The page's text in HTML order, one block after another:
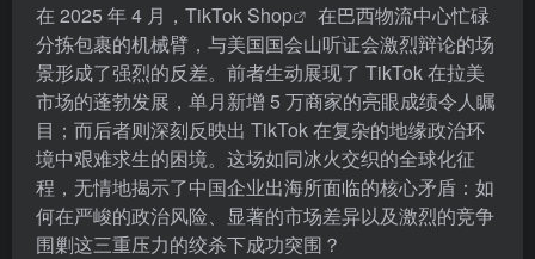
在 2025 年 4 月， TikTok Shop
在巴西物流中心忙碌
分拣包裹的机械臂，与美国国会山听证会激烈辩论的场
景形成了强烈的反差。前者生动展现了 TikTok 在拉美
市场的蓬勃发展，单月新增 5 万商家的亮眼成绩令人瞩
目；而后者则深刻反映出 TikTok 在复杂的地缘政治环
境中艰难求生的困境。这场如同冰火交织的全球化征
程，无情地揭示了中国企业出海所面临的核心矛盾：如
何在严峻的政治风险、显著的市场差异以及激烈的竞争
围剿这三重压力的绞杀下成功突围？